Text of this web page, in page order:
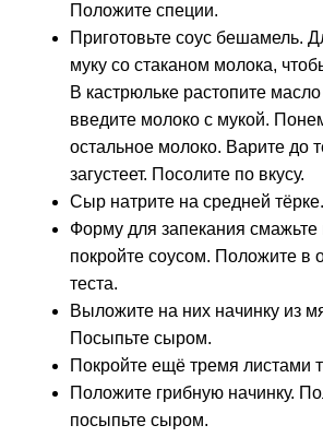
Положите специи.
Приготовьте соус бешамель.
муку со стаканом молока,
В кастрюльке растопите
введите молоко с мукой.
остальное молоко. Варите до
загустеет. Посолите по вкусу.
Сыр натрите на средней тёрке.
Форму для запекания
покройте соусом. Положите в
теста.
Выложите на них начинку из
Посыпьте сыром.
Покройте ещё тремя листами
Положите грибную начинку.
посыпьте сыром.